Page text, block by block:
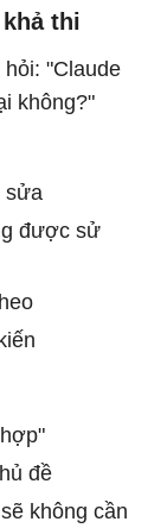
thi
"Claude
không?"
sửa
được sử
đề
không cần